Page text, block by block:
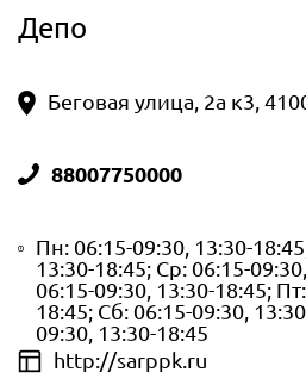
Депо
Беговая улица, 2а к3,
88007750000
Пн: 06:15-09:30, 13:30-
13:30-18:45; Ср: 06:15-
06:15-09:30, 13:30-18:45;
18:45; Сб: 06:15-09:30,
09:30, 13:30-18:45
http://sarppk.ru